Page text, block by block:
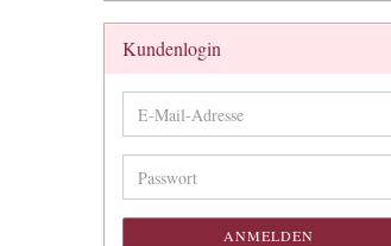
Kundenlogin
E-
Mail-
Adresse
Passwort
ANMELDEN